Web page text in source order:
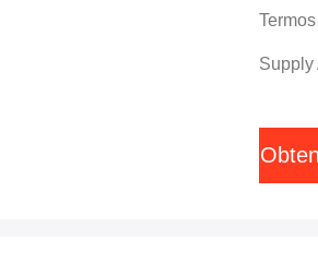
Supply